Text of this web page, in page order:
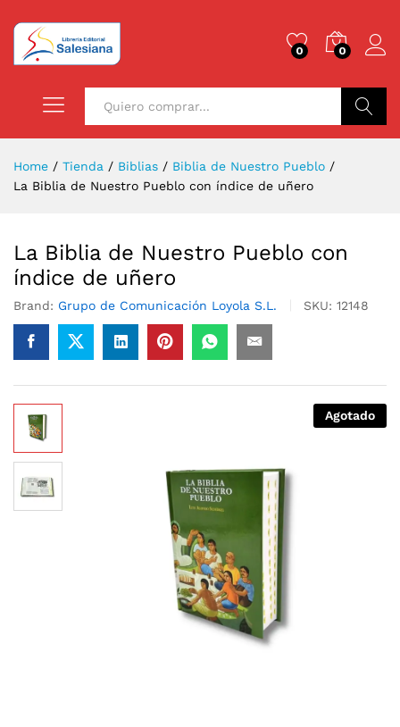
0 0
Home / Tienda / Biblias / Biblia de Nuestro Pueblo /
La Biblia de Nuestro Pueblo con índice de uñero
La Biblia de Nuestro Pueblo con
índice de uñero
Brand: Grupo de Comunicación Loyola S.L. SKU: 12148
Agotado